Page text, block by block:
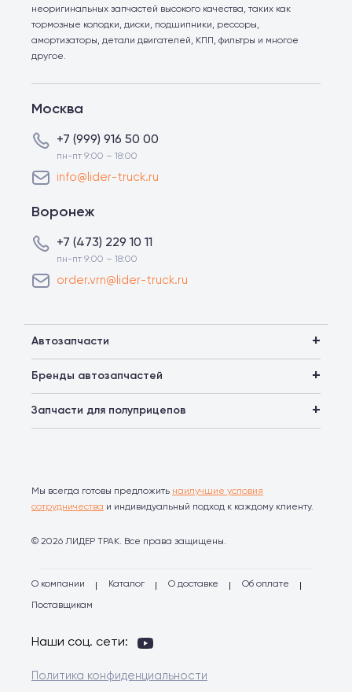
неоригинальных запчастей высокого качества, таких как
тормозные колодки, диски, подшипники, рессоры,
амортизаторы, детали двигателей, КПП, фильтры и многое
другое.
Москва
+7 (999) 916 50 00
пн-пт 9:00 – 18:00
info@lider-truck.ru
Воронеж
+7 (473) 229 10 11
пн-пт 9:00 – 18:00
order.vrn@lider-truck.ru
Автозапчасти
Бренды автозапчастей
Запчасти для полуприцепов
Мы всегда готовы предложить наилучшие условия
сотрудничества и индивидуальный подход к каждому клиенту.
© 2026 ЛИДЕР ТРАК. Все права защищены.
О компании Каталог О доставке Об оплате
Поставщикам
Наши соц. сети:
Политика конфиденциальности